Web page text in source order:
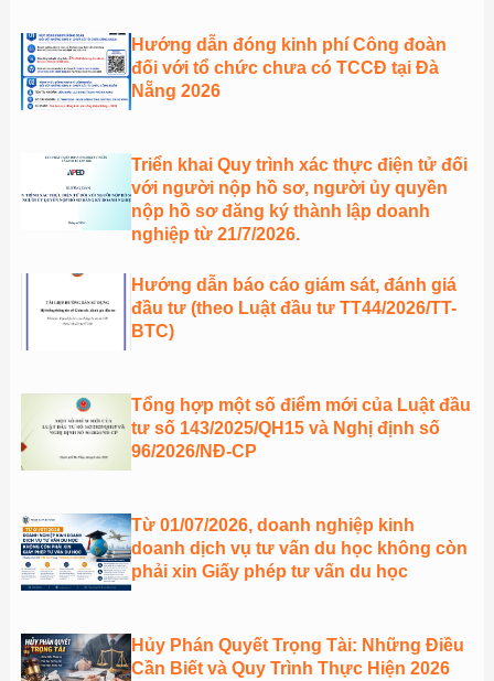
Hướng dẫn đóng kinh phí Công đoàn
đối với tổ chức chưa có TCCĐ tại Đà
Nẵng 2026
Triển khai Quy trình xác thực điện tử đối
với người nộp hồ sơ, người ủy quyền
nộp hồ sơ đăng ký thành lập doanh
nghiệp từ 21/7/2026.
Hướng dẫn báo cáo giám sát, đánh giá
đầu tư (theo Luật đầu tư TT44/2026/TT-
BTC)
Tổng hợp một số điểm mới của Luật đầu
tư số 143/2025/QH15 và Nghị định số
96/2026/NĐ-CP
Từ 01/07/2026, doanh nghiệp kinh
doanh dịch vụ tư vấn du học không còn
phải xin Giấy phép tư vấn du học
Hủy Phán Quyết Trọng Tài: Những Điều
Cần Biết và Quy Trình Thực Hiện 2026